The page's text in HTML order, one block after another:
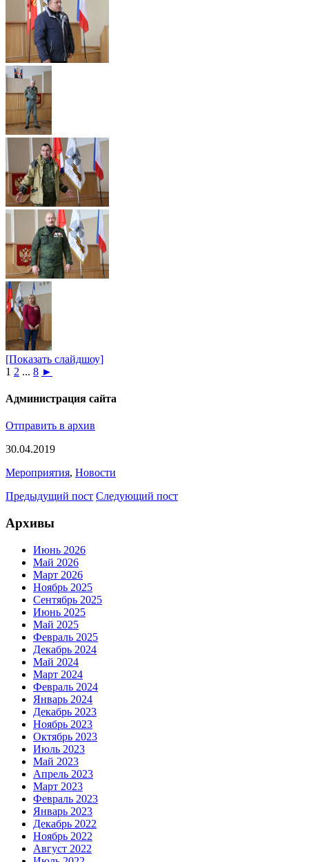
[Показать слайдшоу]
1 2 ... 8 ►
Администрация сайта
Отправить в архив
30.04.2019
Мероприятия, Новости
Предыдущий пост Следующий пост
Архивы
Июнь 2026
Май 2026
Март 2026
Ноябрь 2025
Сентябрь 2025
Июнь 2025
Май 2025
Февраль 2025
Декабрь 2024
Май 2024
Март 2024
Февраль 2024
Январь 2024
Декабрь 2023
Ноябрь 2023
Октябрь 2023
Июль 2023
Май 2023
Апрель 2023
Март 2023
Февраль 2023
Январь 2023
Декабрь 2022
Ноябрь 2022
Август 2022